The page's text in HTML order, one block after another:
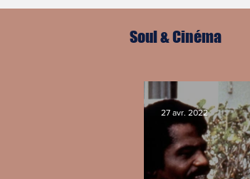
Soul & Cinéma
27 avr. 2022